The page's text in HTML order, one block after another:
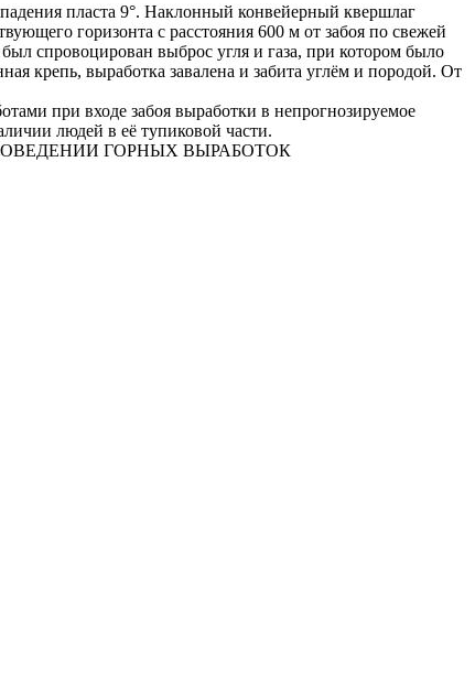
пласта 9°. Наклонный конвейерный квершлаг
горизонта с расстояния 600 м от забоя по свежей
спровоцирован выброс угля и газа, при котором было
крепь, выработка завалена и забита углём и породой. От
при входе забоя выработки в непрогнозируемое
людей в её тупиковой части.
ГОРНЫХ ВЫРАБОТОК